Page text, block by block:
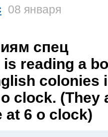
08 января
спец
reading a
colonies
clock. (They
at 6 o clock)